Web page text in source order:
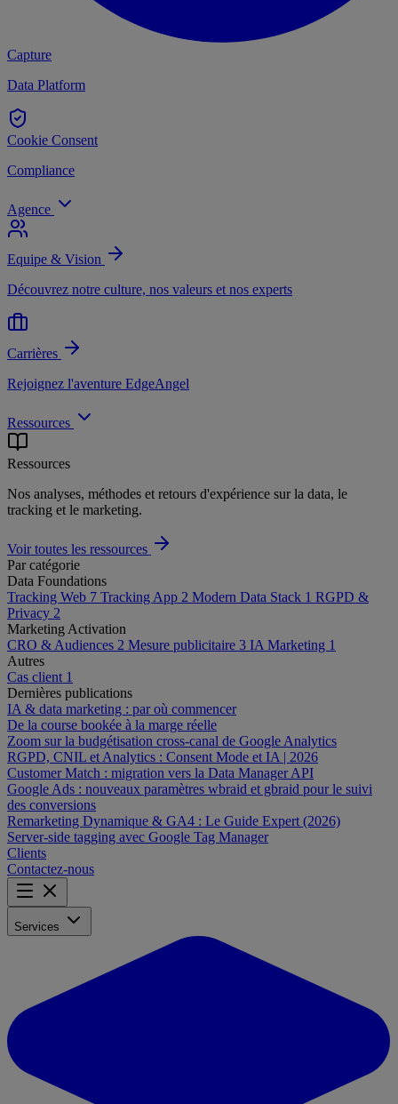
Capture
Data Platform
Cookie Consent
Compliance
Agence
Equipe & Vision
Découvrez notre culture, nos valeurs et nos experts
Carrières
Rejoignez l'aventure EdgeAngel
Ressources
Ressources
Nos analyses, méthodes et retours d'expérience sur la data, le
tracking et le marketing.
Voir toutes les ressources
Par catégorie
Data Foundations
Tracking Web 7 Tracking App 2 Modern Data Stack 1 RGPD &
Privacy 2
Marketing Activation
CRO & Audiences 2 Mesure publicitaire 3 IA Marketing 1
Autres
Cas client 1
Dernières publications
IA & data marketing : par où commencer
De la course bookée à la marge réelle
Zoom sur la budgétisation cross-canal de Google Analytics
RGPD, CNIL et Analytics : Consent Mode et IA | 2026
Customer Match : migration vers la Data Manager API
Google Ads : nouveaux paramètres wbraid et gbraid pour le suivi
des conversions
Remarketing Dynamique & GA4 : Le Guide Expert (2026)
Server-side tagging avec Google Tag Manager
Clients
Contactez-nous
Services